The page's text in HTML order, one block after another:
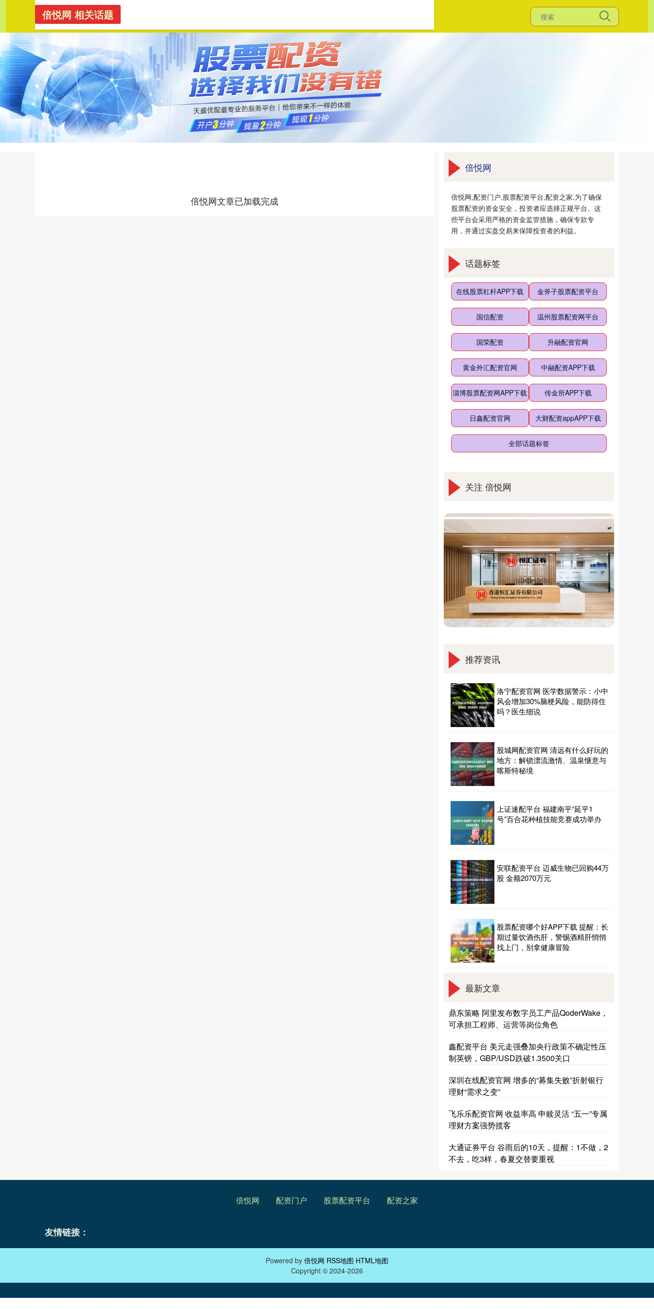
倍悦网 相关话题
倍悦网文章已加载完成
倍悦网
倍悦网,配资门户,股票配资平台,配资之家,为了确保
股票配资的资金安全，投资者应选择正规平台。这
些平台会采用严格的资金监管措施，确保专款专
用，并通过实盘交易来保障投资者的利益。
话题标签
在线股票杠杆APP下载 金斧子股票配资平台
国信配资 温州股票配资网平台
国荣配资 升融配资官网
黄金外汇配资官网 中融配资APP下载
淄博股票配资网APP下载 传金所APP下载
日鑫配资官网 大财配资appAPP下载
全部话题标签
关注 倍悦网
推荐资讯
洛宁配资官网 医学数据警示：小中
风会增加30%脑梗风险，能防得住
吗？医生细说
股城网配资官网 清远有什么好玩的
地方：解锁漂流激情、温泉惬意与
喀斯特秘境
上证速配平台 福建南平“延平1
号”百合花种植技能竞赛成功举办
安联配资平台 迈威生物已回购44万
股 金额2070万元
股票配资哪个好APP下载 提醒：长
期过量饮酒伤肝，警惕酒精肝悄悄
找上门，别拿健康冒险
最新文章
鼎东策略 阿里发布数字员工产品QoderWake，
可承担工程师、运营等岗位角色
鑫配资平台 美元走强叠加央行政策不确定性压
制英镑，GBP/USD跌破1.3500关口
深圳在线配资官网 增多的“募集失败”折射银行
理财“需求之变”
飞乐乐配资官网 收益率高 申赎灵活 “五一”专属
理财方案强势揽客
大通证券平台 谷雨后的10天，提醒：1不做，2
不去，吃3样，春夏交替要重视
倍悦网 配资门户 股票配资平台 配资之家
友情链接：
Powered by 倍悦网 RSS地图 HTML地图
Copyright © 2024-2026